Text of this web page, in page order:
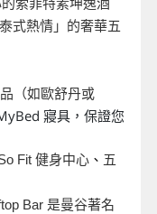
式熱情」的奢華五
（如歐舒丹或
寢具，保證您
Fit 健身中心、 五
Bar 是曼谷著名